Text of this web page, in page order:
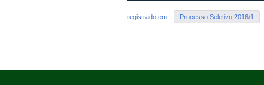
registrado em: Processo Seletivo 2016/1